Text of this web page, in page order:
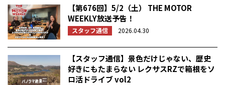
【第676回】5/2（土） THE MOTOR
WEEKLY放送予告！
スタッフ通信 2026.04.30
【スタッフ通信】景色だけじゃない、歴史
好きにもたまらない レクサスRZで箱根をソ
ロ活ドライブ vol2